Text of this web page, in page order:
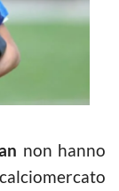
non hanno